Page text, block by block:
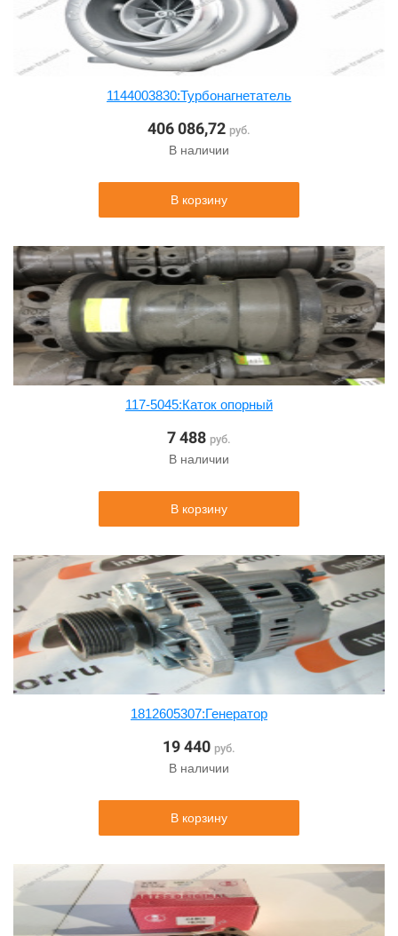
1144003830:Турбонагнетатель
406 086,72 руб.
В наличии
В корзину
117-5045:Каток опорный
7 488 руб.
В наличии
В корзину
1812605307:Генератор
19 440 руб.
В наличии
В корзину